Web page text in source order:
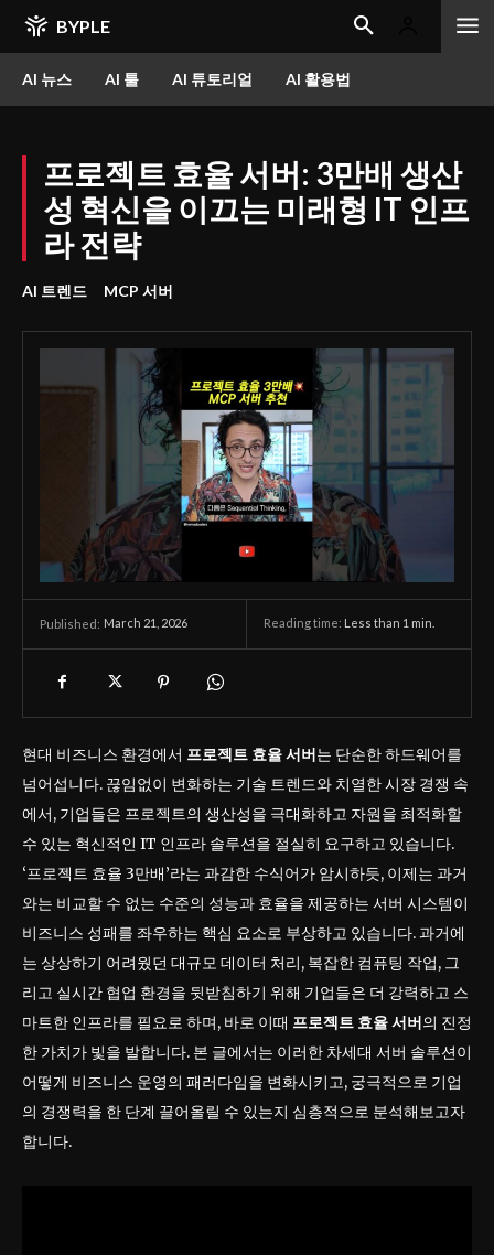
BYPLE
AI 뉴스 AI 툴 AI 튜토리얼 AI 활용법
프로젝트 효율 서버: 3만배 생산
성 혁신을 이끄는 미래형 IT 인프
라 전략
AI 트렌드 MCP 서버
Published: March 21, 2026 Reading time: Less than 1 min.
현대 비즈니스 환경에서 프로젝트 효율 서버는 단순한 하드웨어를
넘어섭니다. 끊임없이 변화하는 기술 트렌드와 치열한 시장 경쟁 속
에서, 기업들은 프로젝트의 생산성을 극대화하고 자원을 최적화할
수 있는 혁신적인 IT 인프라 솔루션을 절실히 요구하고 있습니다.
‘프로젝트 효율 3만배’라는 과감한 수식어가 암시하듯, 이제는 과거
와는 비교할 수 없는 수준의 성능과 효율을 제공하는 서버 시스템이
비즈니스 성패를 좌우하는 핵심 요소로 부상하고 있습니다. 과거에
는 상상하기 어려웠던 대규모 데이터 처리, 복잡한 컴퓨팅 작업, 그
리고 실시간 협업 환경을 뒷받침하기 위해 기업들은 더 강력하고 스
마트한 인프라를 필요로 하며, 바로 이때 프로젝트 효율 서버의 진정
한 가치가 빛을 발합니다. 본 글에서는 이러한 차세대 서버 솔루션이
어떻게 비즈니스 운영의 패러다임을 변화시키고, 궁극적으로 기업
의 경쟁력을 한 단계 끌어올릴 수 있는지 심층적으로 분석해보고자
합니다.